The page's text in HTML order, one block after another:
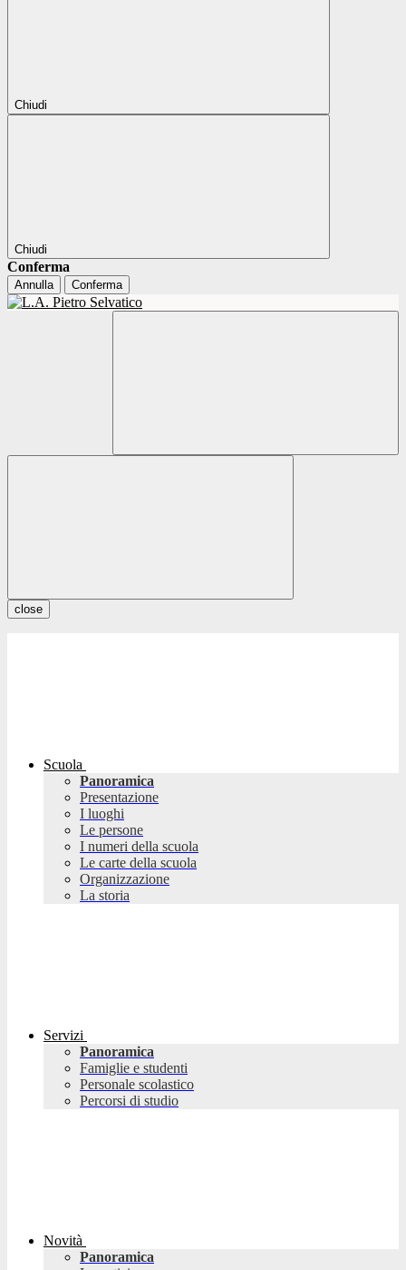
Chiudi
Chiudi
Conferma
Annulla Conferma
close
Scuola
Panoramica
Presentazione
I luoghi
Le persone
I numeri della scuola
Le carte della scuola
Organizzazione
La storia
Servizi
Panoramica
Famiglie e studenti
Personale scolastico
Percorsi di studio
Novità
Panoramica